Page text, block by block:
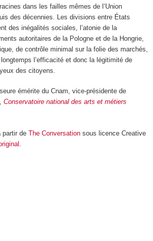
dans les failles mêmes de l’Union
des décennies. Les divisions entre États
des inégalités sociales, l’atonie de la
autoritaires de la Pologne et de la Hongrie,
de contrôle minimal sur la folie des marchés,
l’efficacité et donc la légitimité de
des citoyens.
émérite du Cnam, vice-présidente de
Conservatoire national des arts et métiers
partir de The Conversationsous licence Creative